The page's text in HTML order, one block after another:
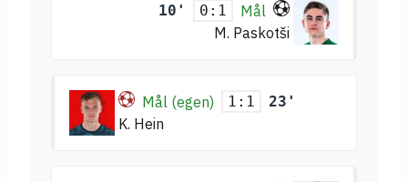
10' 0:1
Mål
M. Paskotši
Mål (egen) 1:1 23'
K. Hein